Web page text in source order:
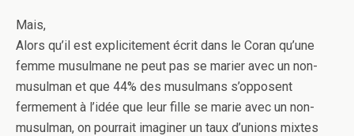
Mais,
Alors qu’il est explicitement écrit dans le Coran qu’une
femme musulmane ne peut pas se marier avec un non-
musulman et que 44% des musulmans s’opposent
fermement à l’idée que leur fille se marie avec un non-
musulman, on pourrait imaginer un taux d’unions mixtes